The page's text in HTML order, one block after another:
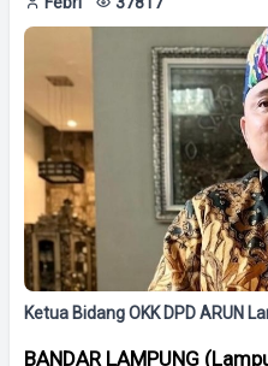
Ketua Bidang OKK DPD ARUN
BANDAR LAMPUNG